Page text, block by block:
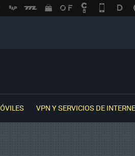
VPN Y SERVICIOS DE